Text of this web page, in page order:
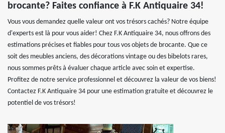
brocante? Faites confiance à F.K Antiquaire 34!
Vous vous demandez quelle valeur ont vos trésors cachés? Notre équipe
d'experts est là pour vous aider! Chez F.K Antiquaire 34, nous offrons des
estimations précises et fiables pour tous vos objets de brocante. Que ce
soit des meubles anciens, des décorations vintage ou des bibelots rares,
nous sommes prêts à évaluer chaque article avec soin et expertise.
Profitez de notre service professionnel et découvrez la valeur de vos biens!
Contactez F.K Antiquaire 34 pour une estimation gratuite et découvrez le
potentiel de vos trésors!